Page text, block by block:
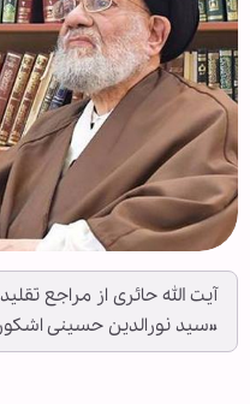
آیت الله حائری از مراجع
«سید نورالدین حسینی